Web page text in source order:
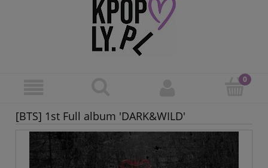
[BTS] 1st Full album 'DARK&WILD'